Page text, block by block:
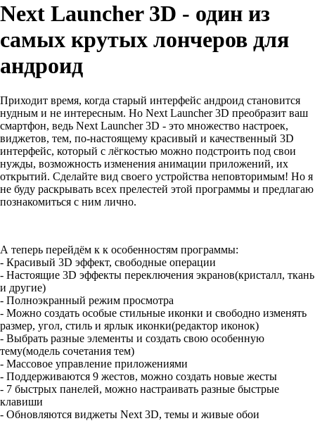
Next Launcher 3D - один из
самых крутых лончеров для
андроид
Приходит время, когда старый интерфейс андроид становится
нудным и не интересным. Но Next Launcher 3D преобразит ваш
смартфон, ведь Next Launcher 3D - это множество настроек,
виджетов, тем, по-настоящему красивый и качественный 3D
интерфейс, который с лёгкостью можно подстроить под свои
нужды, возможность изменения анимации приложений, их
открытий. Сделайте вид своего устройства неповторимым! Но я
не буду раскрывать всех прелестей этой программы и предлагаю
познакомиться с ним лично.
А теперь перейдём к к особенностям программы:
- Красивый 3D эффект, свободные операции
- Настоящие 3D эффекты переключения экранов(кристалл, ткань
и другие)
- Полноэкранный режим просмотра
- Можно создать особые стильные иконки и свободно изменять
размер, угол, стиль и ярлык иконки(редактор иконок)
- Выбрать разные элементы и создать свою особенную
тему(модель сочетания тем)
- Массовое управление приложениями
- Поддерживаются 9 жестов, можно создать новые жесты
- 7 быстрых панелей, можно настраивать разные быстрые
клавиши
- Обновляются виджеты Next 3D, темы и живые обои